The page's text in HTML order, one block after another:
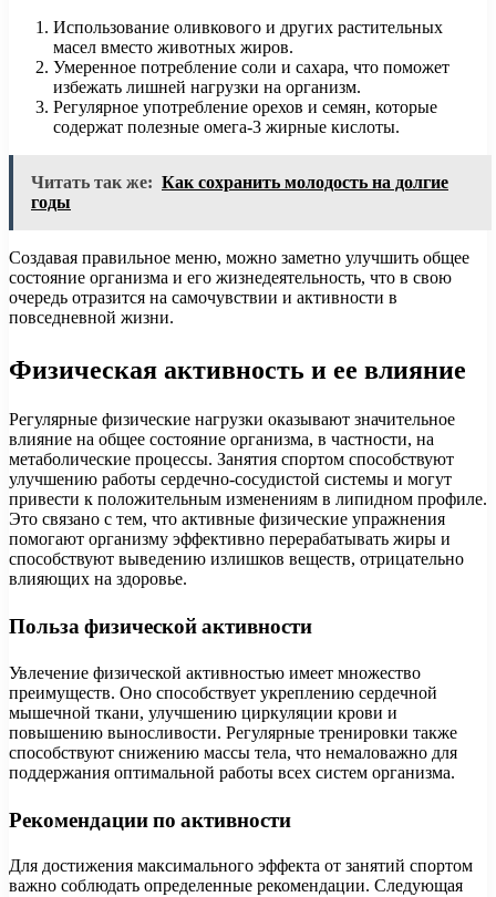
Использование оливкового и других растительных
масел вместо животных жиров.
Умеренное потребление соли и сахара, что поможет
избежать лишней нагрузки на организм.
Регулярное употребление орехов и семян, которые
содержат полезные омега-3 жирные кислоты.
Читать так же: Как сохранить молодость на долгие
годы
Создавая правильное меню, можно заметно улучшить общее
состояние организма и его жизнедеятельность, что в свою
очередь отразится на самочувствии и активности в
повседневной жизни.
Физическая активность и ее влияние
Регулярные физические нагрузки оказывают значительное
влияние на общее состояние организма, в частности, на
метаболические процессы. Занятия спортом способствуют
улучшению работы сердечно-сосудистой системы и могут
привести к положительным изменениям в липидном профиле.
Это связано с тем, что активные физические упражнения
помогают организму эффективно перерабатывать жиры и
способствуют выведению излишков веществ, отрицательно
влияющих на здоровье.
Польза физической активности
Увлечение физической активностью имеет множество
преимуществ. Оно способствует укреплению сердечной
мышечной ткани, улучшению циркуляции крови и
повышению выносливости. Регулярные тренировки также
способствуют снижению массы тела, что немаловажно для
поддержания оптимальной работы всех систем организма.
Рекомендации по активности
Для достижения максимального эффекта от занятий спортом
важно соблюдать определенные рекомендации. Следующая